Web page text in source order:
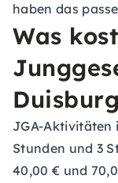
haben das
Was
JGA-Aktivitäten
Stunden und 3
40,00 € und